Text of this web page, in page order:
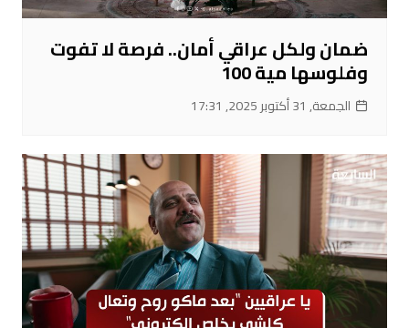
ضمان ولكل عراقي أمان.. فرصة لا تفوت
وفلوسها مية 100
الجمعة, 31 أكتوبر 2025, 17:31